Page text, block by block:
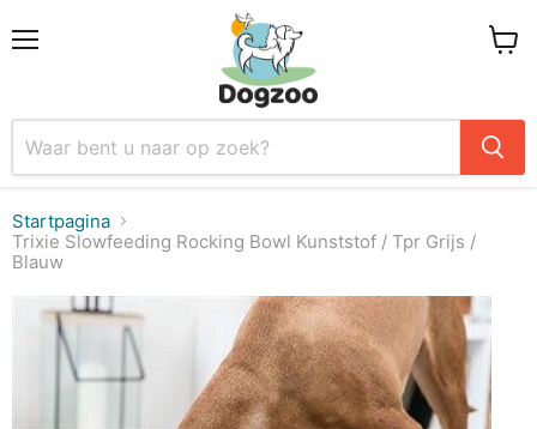
Startpagina
Trixie Slowfeeding Rocking Bowl Kunststof / Tpr Grijs /
Blauw